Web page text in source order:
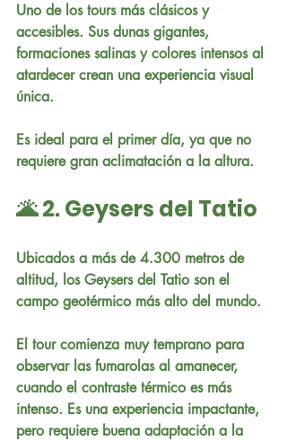
Uno de los tours más clásicos y
accesibles. Sus dunas gigantes,
formaciones salinas y colores intensos al
atardecer crean una experiencia visual
única.
Es ideal para el primer día, ya que no
requiere gran aclimatación a la altura.
🌋 2. Geysers del Tatio
Ubicados a más de 4.300 metros de
altitud, los Geysers del Tatio son el
campo geotérmico más alto del mundo.
El tour comienza muy temprano para
observar las fumarolas al amanecer,
cuando el contraste térmico es más
intenso. Es una experiencia impactante,
pero requiere buena adaptación a la